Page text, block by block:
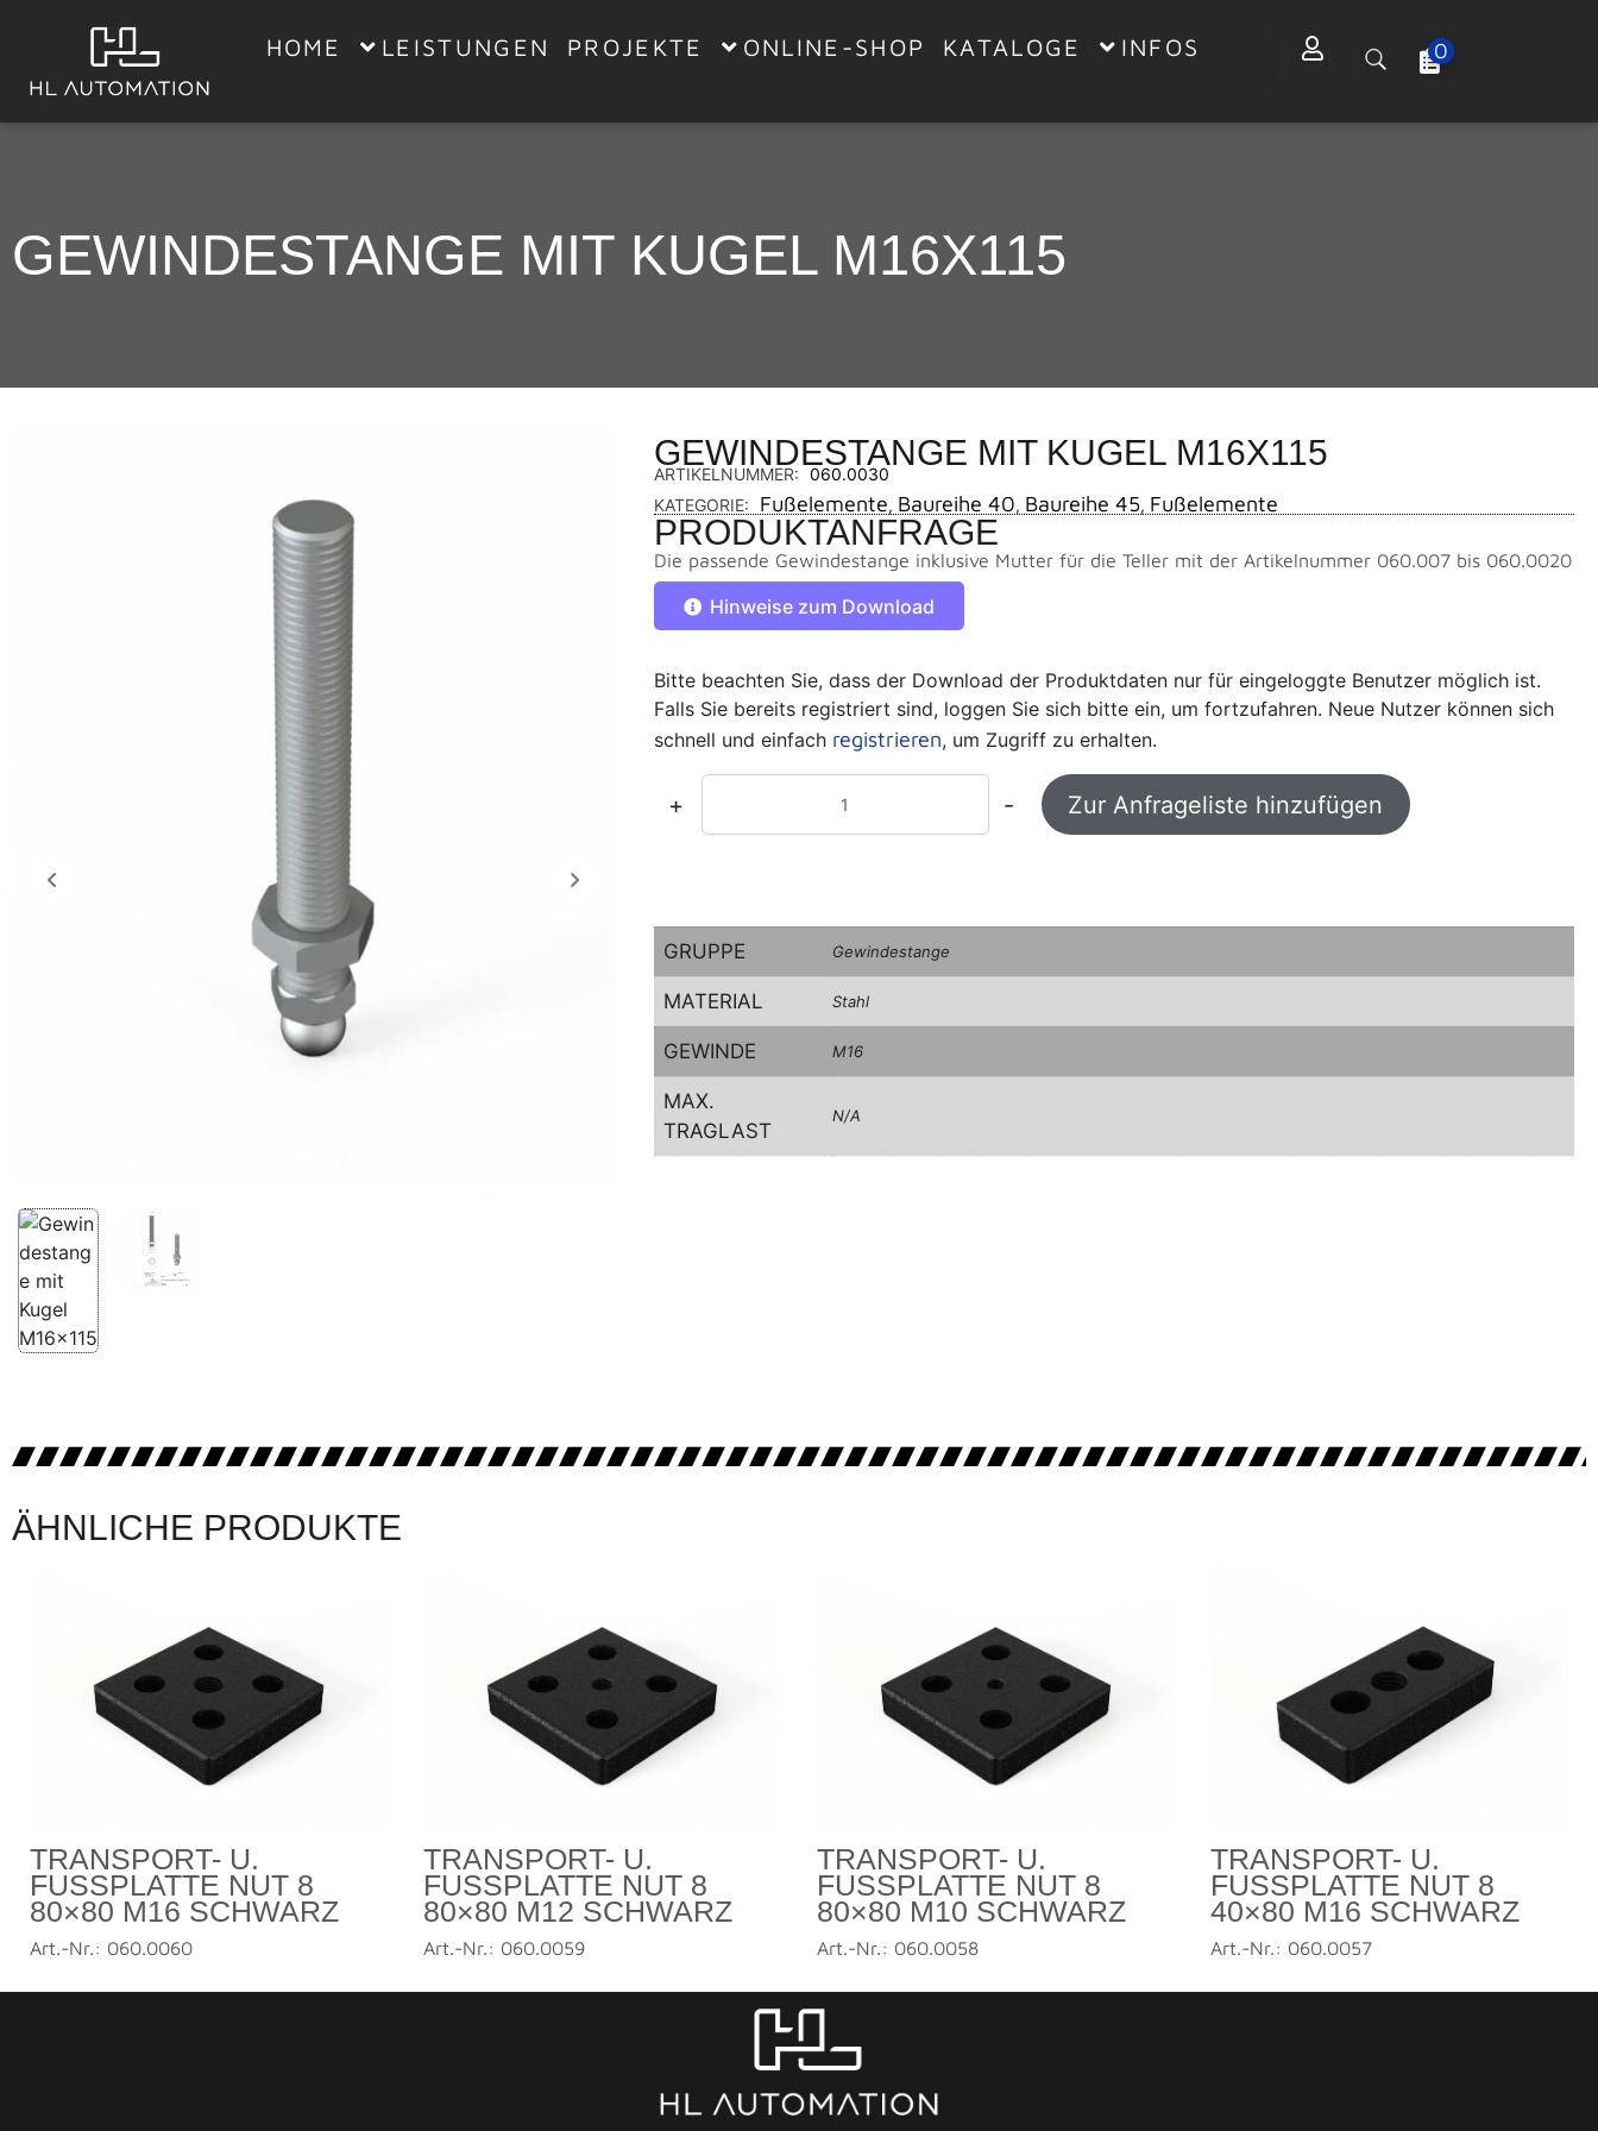
HOME LEISTUNGEN PROJEKTE ONLINE-SHOP KATALOGE INFOS 0
GEWINDESTANGE MIT KUGEL M16X115
GEWINDESTANGE MIT KUGEL M16X115
ARTIKELNUMMER: 060.0030
KATEGORIE:
Fußelemente, Baureihe 40, Baureihe 45, Fußelemente
PRODUKTANFRAGE
Die passende Gewindestange inklusive Mutter für die Teller mit der Artikelnummer 060.007 bis 060.0020
Hinweise zum Download
Bitte beachten Sie, dass der Download der Produktdaten nur für eingeloggte Benutzer möglich ist.
Falls Sie bereits registriert sind, loggen Sie sich bitte ein, um fortzufahren. Neue Nutzer können sich
schnell und einfach registrieren, um Zugriff zu erhalten.
+ - Zur Anfrageliste hinzufügen
GRUPPE Gewindestange
MATERIAL Stahl
GEWINDE M16
MAX.
TRAGLAST
N/A
ÄHNLICHE PRODUKTE
TRANSPORT- U.
FUSSPLATTE NUT 8 8
0×80 M16 SCHWARZ
Art.-Nr.: 060.0060
TRANSPORT- U.
FUSSPLATTE NUT 8 8
0×80 M12 SCHWARZ
Art.-Nr.: 060.0059
TRANSPORT- U.
FUSSPLATTE NUT 8 8
0×80 M10 SCHWARZ
Art.-Nr.: 060.0058
TRANSPORT- U.
FUSSPLATTE NUT 8 4
0×80 M16 SCHWARZ
Art.-Nr.: 060.0057